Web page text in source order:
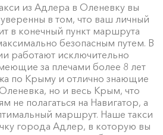
из Адлера в Оленевку вы
в том, что ваш личный
в конечный пункт маршрута
безопасным путем. В
работают исключительно
за плечами более 8 лет
по Крыму и отлично знающие
но и весь Крым, что
не полагаться на Навигатор, а
маршрут. Наше такси
города Адлер, в которую вы